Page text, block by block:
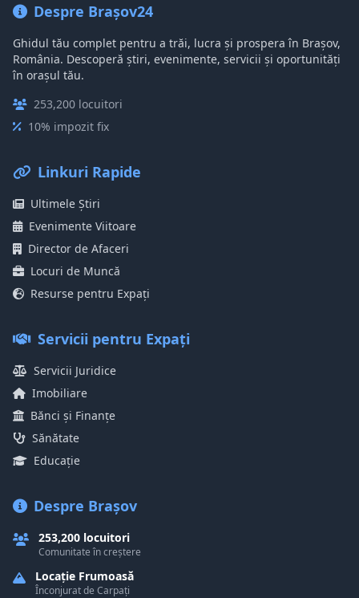
Despre Brașov24
Ghidul tău complet pentru a trăi, lucra și prospera în Brașov,
România. Descoperă știri, evenimente, servicii și oportunități
în orașul tău.
253,200 locuitori
10% impozit fix
Linkuri Rapide
Ultimele Știri
Evenimente Viitoare
Director de Afaceri
Locuri de Muncă
Resurse pentru Expați
Servicii pentru Expați
Servicii Juridice
Imobiliare
Bănci și Finanțe
Sănătate
Educație
Despre Brașov
253,200 locuitori
Comunitate în creștere
Locație Frumoasă
Înconjurat de Carpați